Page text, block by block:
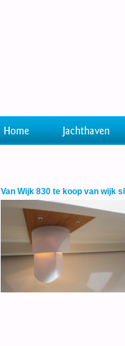
Home Jachthaven
Van Wijk 830 te koop van wijk